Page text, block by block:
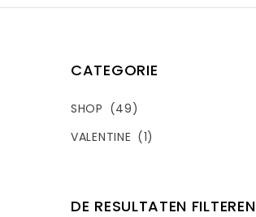
CATEGORIE
SHOP (49)
VALENTINE (1)
DE RESULTATEN FILTEREN